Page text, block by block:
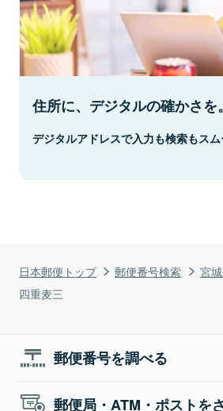
日本郵便トップ 郵便番号検索 宮
四重麦三
住所に、デジタルの確かさを。
デジタルアドレスで入力も検索もスム
郵便番号を調べる
郵便局・ATM・ポストを